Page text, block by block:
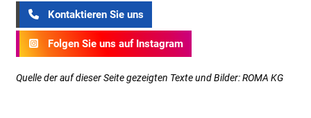
Kontaktieren Sie uns
Folgen Sie uns auf Instagram
Quelle der auf dieser Seite gezeigten Texte und Bilder: ROMA KG